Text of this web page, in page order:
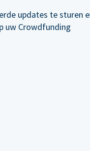
updates te sturen
uw Crowdfunding